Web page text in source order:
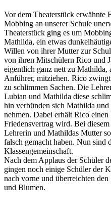
Vor dem Theaterstück erwähnte
Mobbing an unserer Schule
Theaterstück ging es um
Mathilda, ein etwas
Willen von ihrer Mutter zur
von ihren Mitschülern Rico und
eigentlich ganz nett zu Mathilda,
Anführer, mitziehen. Rico
zu schlimmen Sachen. Die
Lubian und Mathilda diese
hin verbünden sich Mathilda
nehmen. Dabei erhält Rico
Friedensvertrag wird. Bei
Lehrerin und Mathildas Mutter
falsch gemacht haben. Nun sind
Klassengemeinschaft.
Nach dem Applaus der Schüler
gingen noch einige Schüler der
nach vorne und überreichten
und Blumen.